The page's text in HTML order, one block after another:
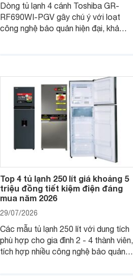
Dòng tủ lạnh 4 cánh Toshiba GR-
RF690WI-PGV gây chú ý với loạt
công nghệ bảo quản hiện đại, khả
Top 4 tủ lạnh 250 lít giá khoảng 5
triệu đồng tiết kiệm điện đáng
mua năm 2026
29/07/2026
Các mẫu tủ lạnh 250 lít với dung tích
phù hợp cho gia đình 2 - 4 thành viên,
tích hợp nhiều công nghệ bảo quản